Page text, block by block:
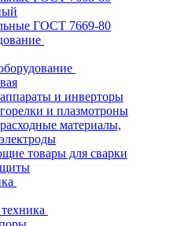
ГОСТ 7669-80
и инверторы
и плазмотроны
материалы,
товары для сварки